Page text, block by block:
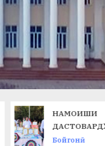
НАМОИШИ
ОМӮЗГОРОН
Бойгонӣ